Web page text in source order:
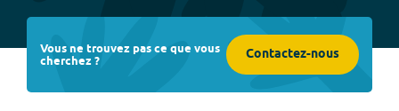
Vous ne trouvez pas ce que vous
cherchez ? Contactez-nous